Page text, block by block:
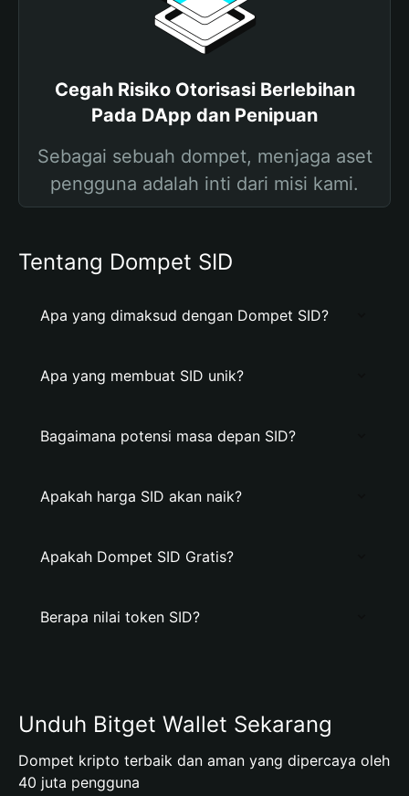
Cegah Risiko Otorisasi Berlebihan
Pada DApp dan Penipuan
Sebagai sebuah dompet, menjaga aset
pengguna adalah inti dari misi kami.
Tentang Dompet SID
Apa yang dimaksud dengan Dompet SID?
Apa yang membuat SID unik?
Bagaimana potensi masa depan SID?
Apakah harga SID akan naik?
Apakah Dompet SID Gratis?
Berapa nilai token SID?
Unduh Bitget Wallet Sekarang
Dompet kripto terbaik dan aman yang dipercaya oleh
40 juta pengguna